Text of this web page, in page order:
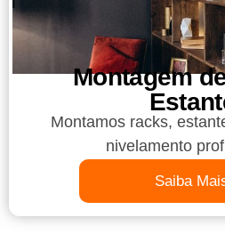
Montagem
Montamos racks,
nivelamento
Saiba